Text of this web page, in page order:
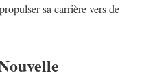
sa carrière vers de